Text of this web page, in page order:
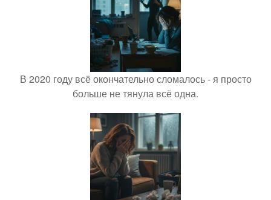
В 2020 году всё окончательно сломалось - я просто
больше не тянула всё одна.